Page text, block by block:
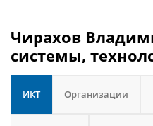
Чирахов
системы,
ИКТ Организации